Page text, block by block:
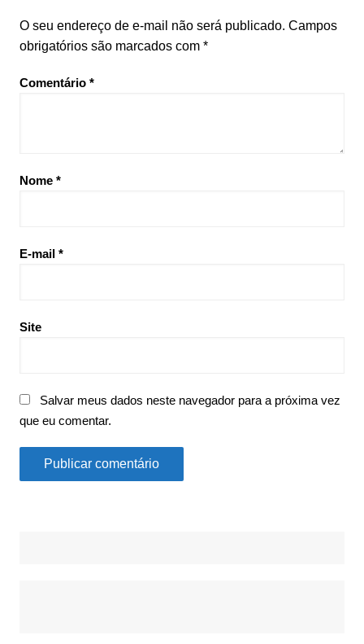
O seu endereço de e-mail não será publicado. Campos
obrigatórios são marcados com *
Comentário *
Nome *
E-mail *
Site
Salvar meus dados neste navegador para a próxima vez
que eu comentar.